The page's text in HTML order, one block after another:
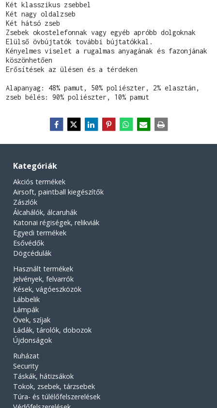
Két klasszikus zsebbel
Két nagy oldalzseb
Két hátsó zseb
Zsebek okostelefonnak vagy egyéb apróbb dolgoknak
Elülső övbújtatók további bújtatókkal.
Kényelmes viselet a rugalmas anyagának és fazonjának
köszönhetően
Erősítések az ülésen és a térdeken
Alapanyag: 48% pamut, 50% poliészter, 2% elasztán,
zseb bélés: 90% poliészter, 10% pamut
Kategóriák
Akciós termékek
Airsoft, paintball kiegészítők
Zászlók
Álcahálók, álcaruhák
Katonai régiségek, relikviák
Egyedi termékek
Esővédők
Dögcédulák
Használt termékek
Jelvények, felvarrók
Kések, vágóeszközök
Lábbelik
Lámpák
Övek, szíjak
Ládák, tárolók, dobozok
Újdonságok
Ruházat
Security
Táskák, hátizsákok
Tokok, zsebek, tárzsebek
Túra- és túlélőfelszerelések